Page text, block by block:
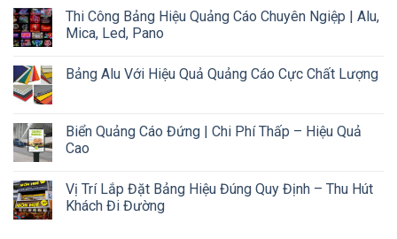
Thi Công Bảng Hiệu Quảng Cáo Chuyên Ngiệp | Alu,
Mica, Led, Pano
Bảng Alu Với Hiệu Quả Quảng Cáo Cực Chất Lượng
Biển Quảng Cáo Đứng | Chi Phí Thấp – Hiệu Quả
Cao
Vị Trí Lắp Đặt Bảng Hiệu Đúng Quy Định – Thu Hút
Khách Đi Đường